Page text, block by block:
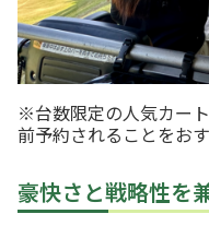
※台数限定の人気カー
前予約されることをおす
豪快さと戦略性を